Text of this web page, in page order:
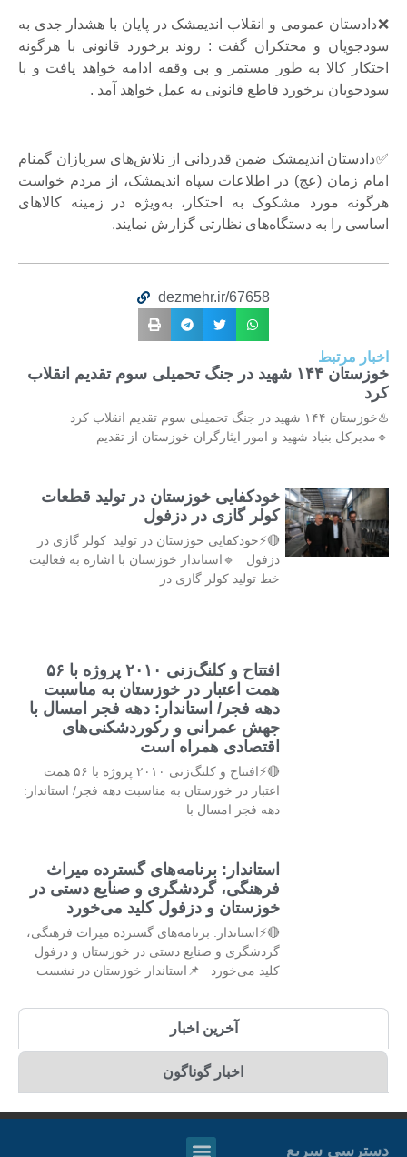
❌دادستان عمومی و انقلاب اندیمشک در پایان با هشدار جدی به
سودجویان و محتکران گفت : روند برخورد قانونی با هرگونه
احتکار کالا به طور مستمر و بی وقفه ادامه خواهد یافت و با
سودجویان برخورد قاطع قانونی به عمل خواهد آمد .
✅دادستان اندیمشک ضمن قدردانی از تلاش‌های سربازان گمنام
امام زمان (عج) در اطلاعات سپاه اندیمشک، از مردم خواست
هرگونه مورد مشکوک به احتکار، به‌ویژه در زمینه کالاهای
اساسی را به دستگاه‌های نظارتی گزارش نمایند.
dezmehr.ir/67658
اخبار مرتبط
خوزستان ۱۴۴ شهید در جنگ تحمیلی سوم تقدیم انقلاب
کرد
♨️خوزستان ۱۴۴ شهید در جنگ تحمیلی سوم تقدیم انقلاب کرد
🔹مدیرکل بنیاد شهید و امور ایثارگران خوزستان از تقدیم
خودکفایی خوزستان در تولید قطعات
کولر گازی در دزفول
🔴⚡خودکفایی خوزستان در تولید کولر گازی در
دزفول 🔹استاندار خوزستان با اشاره به فعالیت
خط تولید کولر گازی در
افتتاح و کلنگ‌زنی ۲۰۱۰ پروژه با ۵۶
همت اعتبار در خوزستان به مناسبت
دهه فجر/ استاندار: دهه فجر امسال با
جهش عمرانی و رکوردشکنی‌های
اقتصادی همراه است
🔴⚡افتتاح و کلنگ‌زنی ۲۰۱۰ پروژه با ۵۶ همت
اعتبار در خوزستان به مناسبت دهه فجر/ استاندار:
دهه فجر امسال با
استاندار: برنامه‌های گسترده میراث
فرهنگی، گردشگری و صنایع دستی در
خوزستان و دزفول کلید می‌خورد
🔴⚡استاندار: برنامه‌های گسترده میراث فرهنگی،
گردشگری و صنایع دستی در خوزستان و دزفول
کلید می‌خورد 📌استاندار خوزستان در نشست
آخرین اخبار
اخبار گوناگون
دسترسی سریع